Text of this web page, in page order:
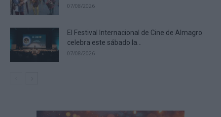
07/08/2026
El Festival Internacional de Cine de Almagro
celebra este sábado la...
07/08/2026